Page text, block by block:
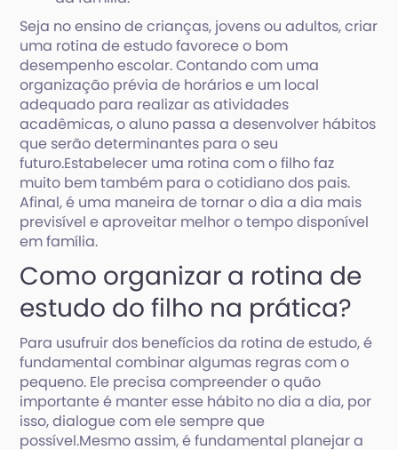
Seja no ensino de crianças, jovens ou adultos, criar
uma rotina de estudo favorece o bom
desempenho escolar. Contando com uma
organização prévia de horários e um local
adequado para realizar as atividades
acadêmicas, o aluno passa a desenvolver hábitos
que serão determinantes para o seu
futuro.Estabelecer uma rotina com o filho faz
muito bem também para o cotidiano dos pais.
Afinal, é uma maneira de tornar o dia a dia mais
previsível e aproveitar melhor o tempo disponível
em família.
Como organizar a rotina de
estudo do filho na prática?
Para usufruir dos benefícios da rotina de estudo, é
fundamental combinar algumas regras com o
pequeno. Ele precisa compreender o quão
importante é manter esse hábito no dia a dia, por
isso, dialogue com ele sempre que
possível.Mesmo assim, é fundamental planejar a